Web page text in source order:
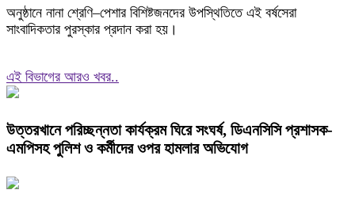
অনুষ্ঠানে নানা শ্রেণি–পেশার বিশিষ্টজনদের উপস্থিতিতে এই বর্ষসেরা
সাংবাদিকতার পুরস্কার প্রদান করা হয়।
এই বিভাগের আরও খবর..
উত্তরখানে পরিচ্ছন্নতা কার্যক্রম ঘিরে সংঘর্ষ, ডিএনসিসি প্রশাসক-
এমপিসহ পুলিশ ও কর্মীদের ওপর হামলার অভিযোগ